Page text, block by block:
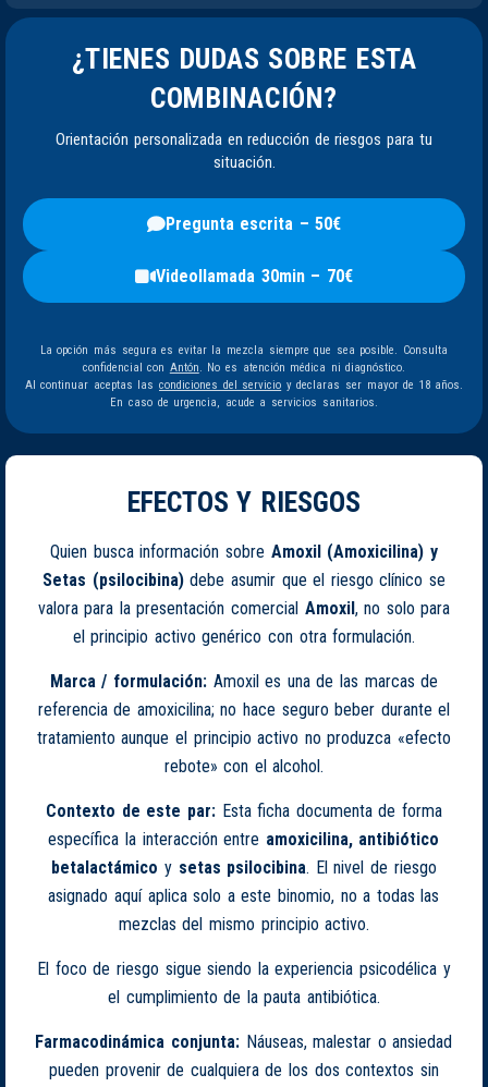
¿TIENES DUDAS SOBRE ESTA
COMBINACIÓN?
Orientación personalizada en reducción de riesgos para tu
situación.
Pregunta escrita – 50€
Videollamada 30min – 70€
La opción más segura es evitar la mezcla siempre que sea posible. Consulta
confidencial con Antón. No es atención médica ni diagnóstico.
Al continuar aceptas las condiciones del servicio y declaras ser mayor de 18 años.
En caso de urgencia, acude a servicios sanitarios.
EFECTOS Y RIESGOS
Quien busca información sobre Amoxil (Amoxicilina) y
Setas (psilocibina)debe asumir que el riesgo clínico se
valora para la presentación comercial Amoxil, no solo para
el principio activo genérico con otra formulación.
Marca / formulación: Amoxil es una de las marcas de
referencia de amoxicilina; no hace seguro beber durante el
tratamiento aunque el principio activo no produzca «efecto
rebote» con el alcohol.
Contexto de este par:Esta ficha documenta de forma
específica la interacción entre amoxicilina, antibiótico
betalactámico y setas psilocibina. El nivel de riesgo
asignado aquí aplica solo a este binomio, no a todas las
mezclas del mismo principio activo.
El foco de riesgo sigue siendo la experiencia psicodélica y
el cumplimiento de la pauta antibiótica.
Farmacodinámica conjunta: Náuseas, malestar o ansiedad
pueden provenir de cualquiera de los dos contextos sin